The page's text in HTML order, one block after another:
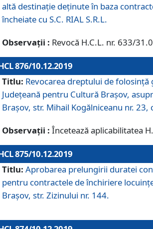
altă destinație deținute în baza
încheiate cu S.C. RIAL S.R.L.
Observații : Revocă H.C.L. nr. 633/
876/10.12.2019
Titlu: Revocarea dreptului de
Judeţeană pentru Cultură Braşov,
Braşov, str. Mihail Kogălniceanu nr. 23,
Observații : Încetează aplicabilitatea
875/10.12.2019
Titlu: Aprobarea prelungirii duratei
pentru contractele de închiriere
Braşov, str. Zizinului nr. 144.